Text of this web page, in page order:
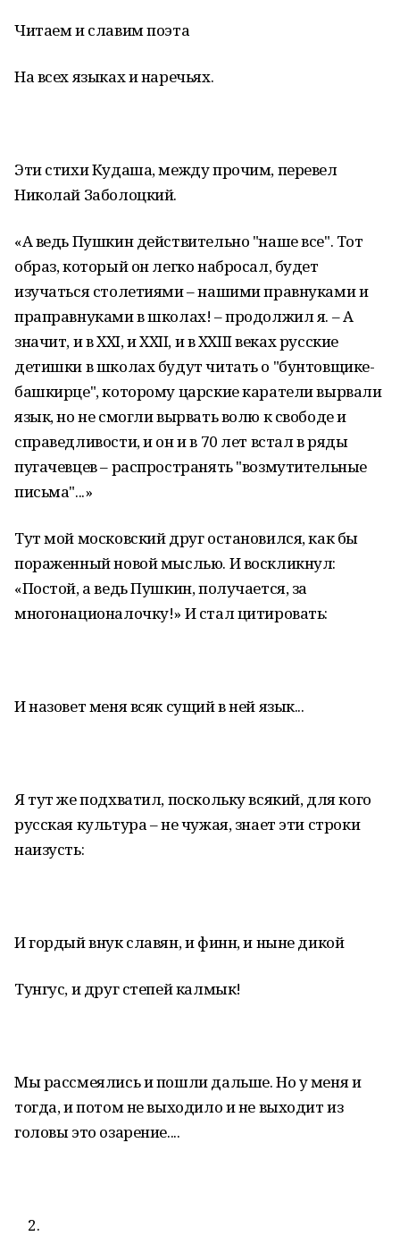
Читаем и славим поэта
На всех языках и наречьях.
Эти стихи Кудаша, между прочим, перевел
Николай Заболоцкий.
«А ведь Пушкин действительно "наше все". Тот
образ, который он легко набросал, будет
изучаться столетиями – нашими правнуками и
праправнуками в школах! – продолжил я. – А
значит, и в XXI, и XXII, и в XXIII веках русские
детишки в школах будут читать о "бунтовщике-
башкирце", которому царские каратели вырвали
язык, но не смогли вырвать волю к свободе и
справедливости, и он и в 70 лет встал в ряды
пугачевцев – распространять "возмутительные
письма"...»
Тут мой московский друг остановился, как бы
пораженный новой мыслью. И воскликнул:
«Постой, а ведь Пушкин, получается, за
многонационалочку!» И стал цитировать:
И назовет меня всяк сущий в ней язык...
Я тут же подхватил, поскольку всякий, для кого
русская культура – не чужая, знает эти строки
наизусть:
И гордый внук славян, и финн, и ныне дикой
Тунгус, и друг степей калмык!
Мы рассмеялись и пошли дальше. Но у меня и
тогда, и потом не выходило и не выходит из
головы это озарение....